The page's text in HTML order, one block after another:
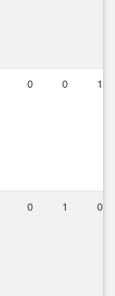
0 0 1
0 1 0